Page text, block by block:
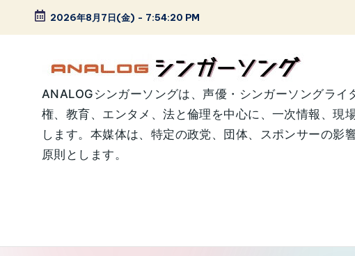
Skip
2026年8月7日(金) - 7:54:21 PM
A
N
A
G
ANALOGシンガーソングは、声優・シンガーソングラ
権、教育、エンタメ、法と倫理を中心に、一次情報、現
します。本媒体は、特定の政党、団体、スポンサーの
原則とします。